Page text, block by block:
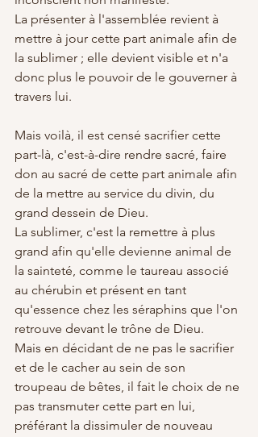
La présenter à l'assemblée revient à
mettre à jour cette part animale afin de
la sublimer ; elle devient visible et n'a
donc plus le pouvoir de le gouverner à
travers lui.
Mais voilà, il est censé sacrifier cette
part-là, c'est-à-dire rendre sacré, faire
don au sacré de cette part animale afin
de la mettre au service du divin, du
grand dessein de Dieu.
La sublimer, c'est la remettre à plus
grand afin qu'elle devienne animal de
la sainteté, comme le taureau associé
au chérubin et présent en tant
qu'essence chez les séraphins que l'on
retrouve devant le trône de Dieu.
Mais en décidant de ne pas le sacrifier
et de le cacher au sein de son
troupeau de bêtes, il fait le choix de ne
pas transmuter cette part en lui,
préférant la dissimuler de nouveau